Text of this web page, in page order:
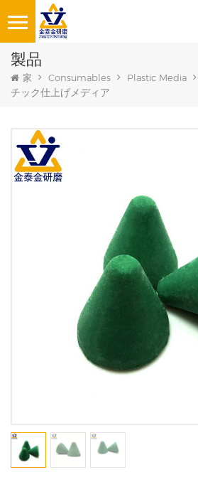
製品
家 Consumables Plastic Media
チック仕上げメディア